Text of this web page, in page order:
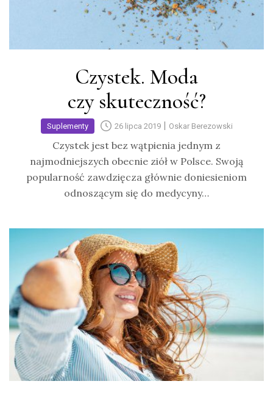
Czystek. Moda
czy skuteczność?
Suplementy 26 lipca 2019| Oskar Berezowski
Czystek jest bez wątpienia jednym z
najmodniejszych obecnie ziół w Polsce. Swoją
popularność zawdzięcza głównie doniesieniom
odnoszącym się do medycyny…